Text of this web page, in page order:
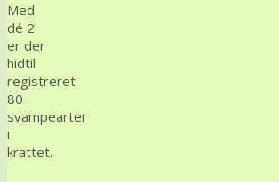
Med
dé 2
er der
hidtil
registreret
80
svampearter
i
krattet.